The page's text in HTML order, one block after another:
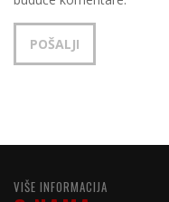
VIŠE INFORMACIJA